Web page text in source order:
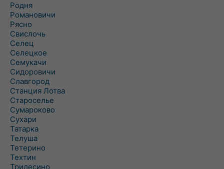
Родня
Романовичи
Рясно
Свислочь
Селец
Селецкое
Семукачи
Сидоровичи
Славгород
Станция Лотва
Староселье
Сумароково
Сухари
Татарка
Телуша
Тетерино
Техтин
Трилесино